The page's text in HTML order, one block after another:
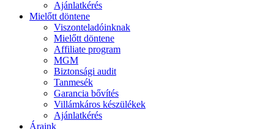
Ajánlatkérés
Mielőtt döntene
Viszonteladóinknak
Mielőtt döntene
Affiliate program
MGM
Biztonsági audit
Tanmesék
Garancia bővítés
Villámkáros készülékek
Ajánlatkérés
Áraink